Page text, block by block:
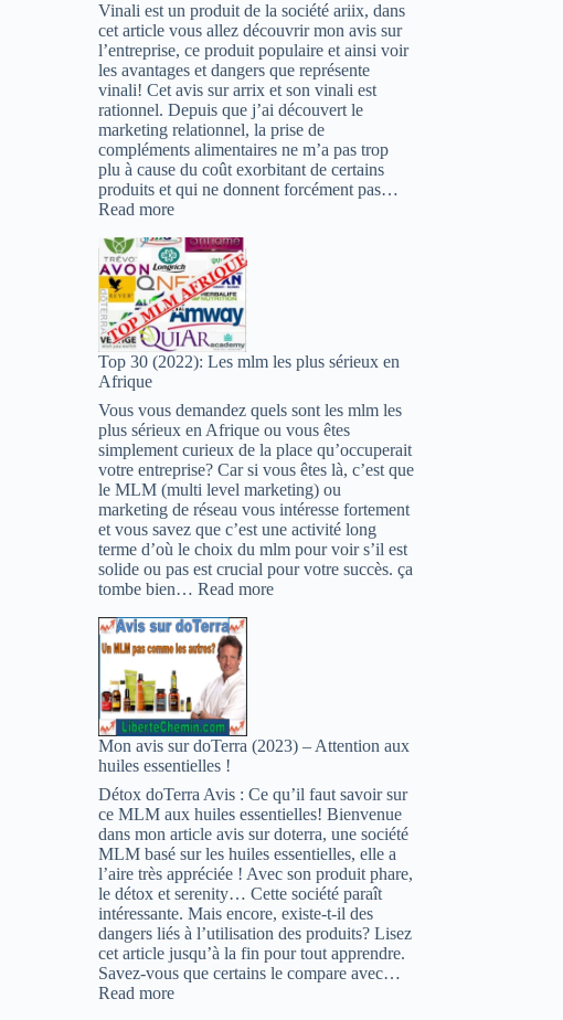
Vinali est un produit de la société ariix, dans
cet article vous allez découvrir mon avis sur
l’entreprise, ce produit populaire et ainsi voir
les avantages et dangers que représente
vinali! Cet avis sur arrix et son vinali est
rationnel. Depuis que j’ai découvert le
marketing relationnel, la prise de
compléments alimentaires ne m’a pas trop
plu à cause du coût exorbitant de certains
produits et qui ne donnent forcément pas…
Read more:
ariix
avis
:
Tu
risques
d’être
choqué
Top 30 (2022): Les mlm les plus sérieux en
Afrique
Vous vous demandez quels sont les mlm les
plus sérieux en Afrique ou vous êtes
simplement curieux de la place qu’occuperait
votre entreprise? Car si vous êtes là, c’est que
le MLM (multi level marketing) ou
marketing de réseau vous intéresse fortement
et vous savez que c’est une activité long
terme d’où le choix du mlm pour voir s’il est
solide ou pas est crucial pour votre succès. ça
tombe bien…Read more:
sérieux
Afrique
Mon avis sur doTerra (2023) – Attention aux
huiles essentielles !
Détox doTerra Avis : Ce qu’il faut savoir sur
ce MLM aux huiles essentielles! Bienvenue
dans mon article avis sur doterra, une société
MLM basé sur les huiles essentielles, elle a
l’aire très appréciée ! Avec son produit phare,
le détox et serenity… Cette société paraît
intéressante. Mais encore, existe-t-il des
dangers liés à l’utilisation des produits? Lisez
cet article jusqu’à la fin pour tout apprendre.
Savez-vous que certains le compare avec…
Read more: